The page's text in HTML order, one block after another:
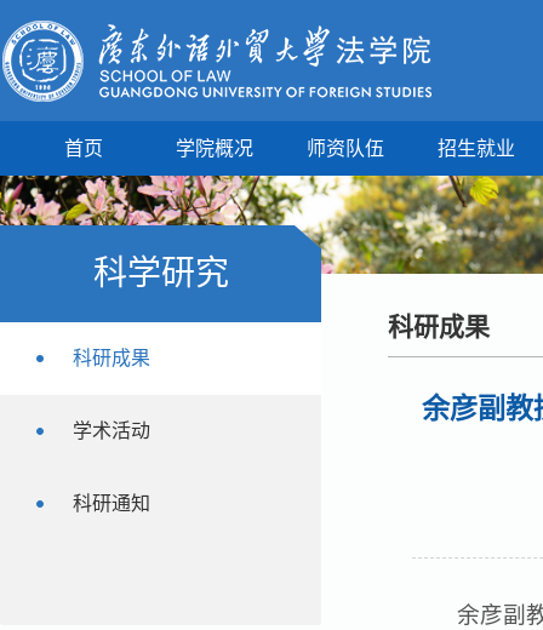
首页 学院概况 师资队伍 招生就业
科学研究
科研成果
学术活动
科研通知
科研成果
余彦副教
余彦副